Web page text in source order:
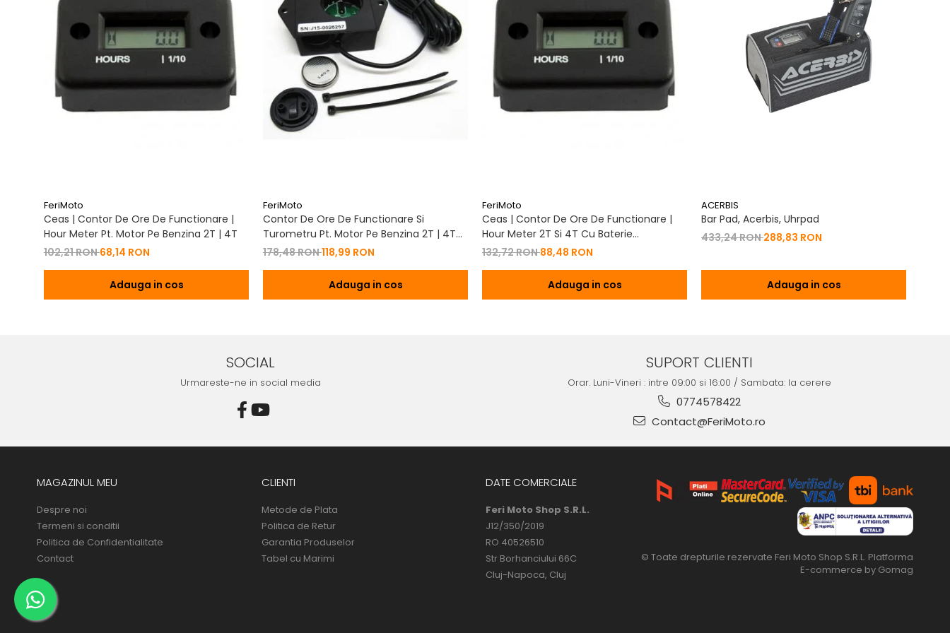
FeriMoto
Ceas | Contor De Ore De Functionare |
Hour Meter Pt. Motor Pe Benzina 2T | 4T
102,21 RON68,14 RON
Adauga in cos
FeriMoto
Contor De Ore De Functionare Si
Turometru Pt. Motor Pe Benzina 2T | 4T
Cu Capac De Baterie
178,48 RON118,99 RON
Adauga in cos
FeriMoto
Ceas | Contor De Ore De Functionare |
Hour Meter 2T Si 4T Cu Baterie
Schimbabila Pt. Motor Pe Benzina 2T | 4T
132,72 RON88,48 RON
Adauga in cos
ACERBIS
Bar Pad, Acerbis, Uhrpad
433,24 RON288,83 RON
Adauga in cos
SOCIAL
Urmareste-ne in social media
SUPORT CLIENTI
Orar. Luni-Vineri : intre 09:00 si 16:00 / Sambata: la cerere
0774578422
Contact@FeriMoto.ro
MAGAZINUL MEU
Despre noi
Termeni si conditii
Politica de Confidentialitate
Contact
CLIENTI
Metode de Plata
Politica de Retur
Garantia Produselor
Tabel cu Marimi
DATE COMERCIALE
Feri Moto Shop S.R.L.
J12/350/2019
RO 40526510
Str Borhanciului 66C
Cluj-Napoca, Cluj
© Toate drepturile rezervate Feri Moto Shop S.R.L. Platforma
E-commerce by Gomag